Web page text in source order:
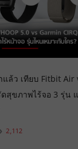
แล้ว เทียบ Fitbit Air
ดสุขภาพไร้จอ 3 รุ่น
2,112